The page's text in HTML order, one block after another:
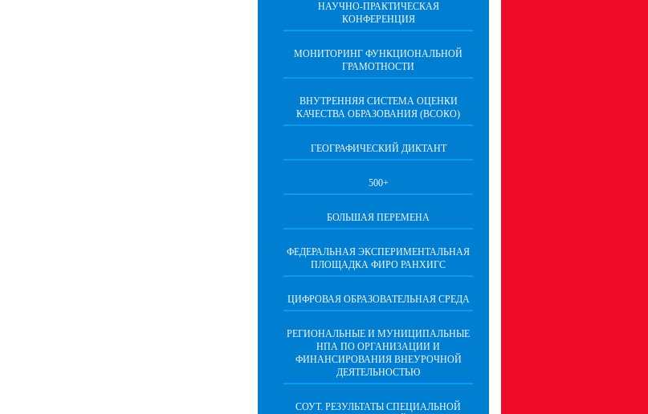
НАУЧНО-ПРАКТИЧЕСКАЯ
КОНФЕРЕНЦИЯ
МОНИТОРИНГ ФУНКЦИОНАЛЬНОЙ
ГРАМОТНОСТИ
ВНУТРЕННЯЯ СИСТЕМА ОЦЕНКИ
КАЧЕСТВА ОБРАЗОВАНИЯ (ВСОКО)
ГЕОГРАФИЧЕСКИЙ ДИКТАНТ
500+
БОЛЬШАЯ ПЕРЕМЕНА
ФЕДЕРАЛЬНАЯ ЭКСПЕРИМЕНТАЛЬНАЯ
ПЛОЩАДКА ФИРО РАНХИГС
ЦИФРОВАЯ ОБРАЗОВАТЕЛЬНАЯ СРЕДА
РЕГИОНАЛЬНЫЕ И МУНИЦИПАЛЬНЫЕ
НПА ПО ОРГАНИЗАЦИИ И
ФИНАНСИРОВАНИЯ ВНЕУРОЧНОЙ
ДЕЯТЕЛЬНОСТЬЮ
СОУТ. РЕЗУЛЬТАТЫ СПЕЦИАЛЬНОЙ